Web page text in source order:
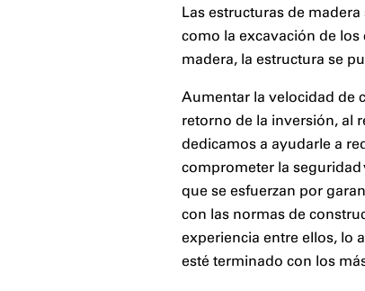
Las estructuras de
como la excavación de
madera, la estructura se
Aumentar la velocidad de
retorno de la inversión, al
dedicamos a ayudarle a
comprometer la
que se esfuerzan por
con las normas de
experiencia entre ellos, lo
esté terminado con los